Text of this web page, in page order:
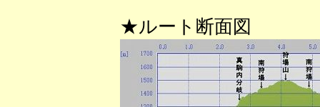
★ルート断面図